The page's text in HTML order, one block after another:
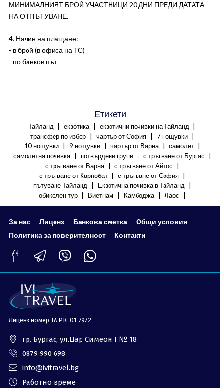
МИНИМАЛНИЯТ БРОЙ УЧАСТНИЦИ 20 ДНИ ПРЕДИ ДАТАТА
НА ОТПЪТУВАНЕ.
4. Начин на плащане:
- в брой (в офиса на ТО)
- по банков път
Етикети
Тайланд | екзотика | екзотични почивки на Тайланд |
трансфер по избор | чартър от София | 7 нощувки |
10 нощувки | 9 нощувки | чартър от Варна | самолет |
самолетна почивка | потвърдени групи | с тръгване от Бургас |
с тръгване от Варна | с тръгване от Айтос |
с тръгване от Карнобат | с тръгване от София |
пътуване Тайланд | Екзотична почивка в Тайланд |
обиколен тур | Виетнам | Камбоджа | Лаос |
За нас Лиценз Банкова сметка
Общи условия
Политика за поверителност
Контакти
Лиценз номер ТА РК-01-7972
гр. Бургас, ул.Цар Симеон I № 18
0879 990 698
info@ivitravel.bg
Работно време